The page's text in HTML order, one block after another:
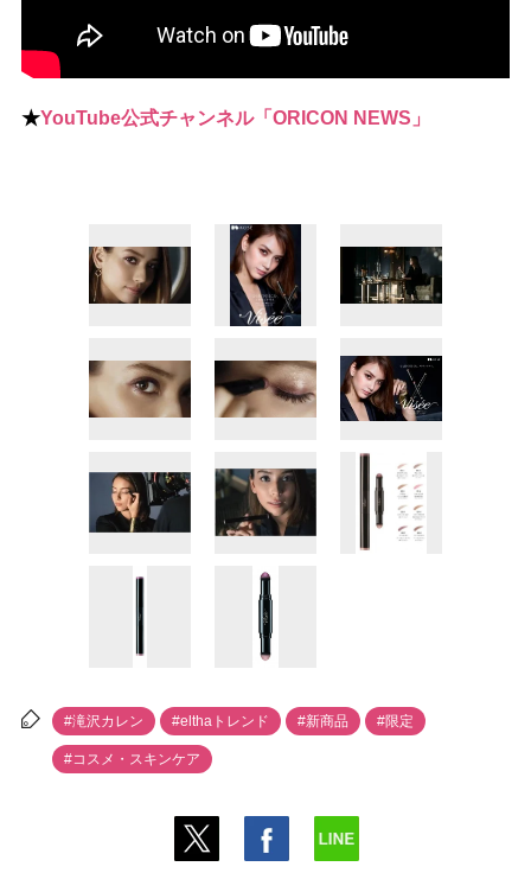
★YouTube公式チャンネル「ORICON NEWS」
#滝沢カレン #elthaトレンド #新商品 #限定
#コスメ・スキンケア